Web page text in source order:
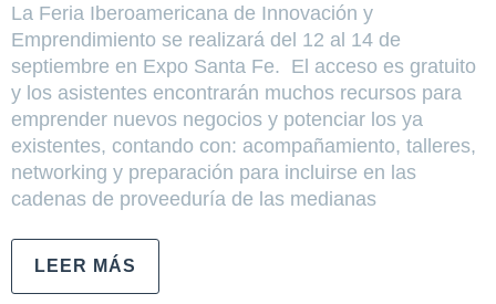
La Feria Iberoamericana de Innovación y
Emprendimiento se realizará del 12 al 14 de
septiembre en Expo Santa Fe. El acceso es gratuito
y los asistentes encontrarán muchos recursos para
emprender nuevos negocios y potenciar los ya
existentes, contando con: acompañamiento, talleres,
networking y preparación para incluirse en las
cadenas de proveeduría de las medianas
LEER MÁS